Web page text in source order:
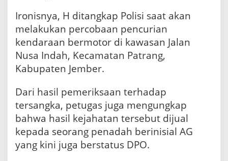
Ironisnya, H ditangkap Polisi saat akan
melakukan percobaan pencurian
kendaraan bermotor di kawasan Jalan
Nusa Indah, Kecamatan Patrang,
Kabupaten Jember.
Dari hasil pemeriksaan terhadap
tersangka, petugas juga mengungkap
bahwa hasil kejahatan tersebut dijual
kepada seorang penadah berinisial AG
yang kini juga berstatus DPO.